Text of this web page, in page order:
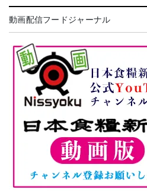
動画配信フードジャーナル